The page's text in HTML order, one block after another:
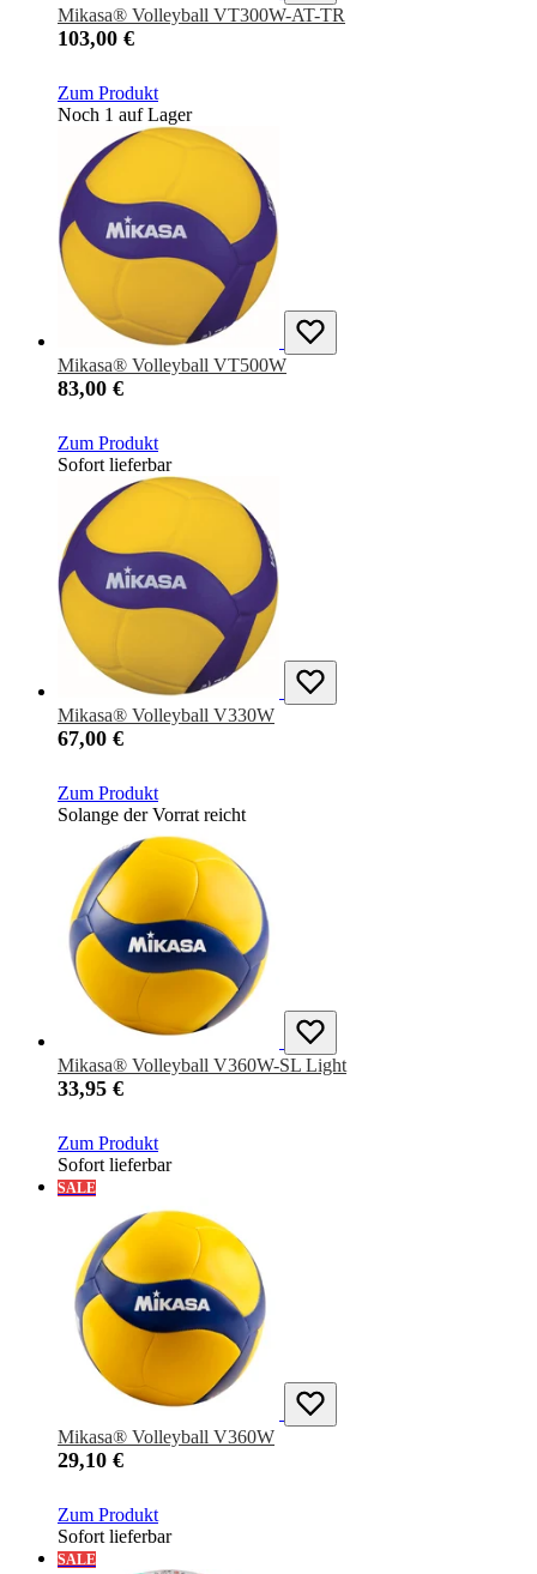
Mikasa® Volleyball VT300W-AT-TR
103,00 €
Zum Produkt
Noch 1 auf Lager
Mikasa® Volleyball VT500W
83,00 €
Zum Produkt
Sofort lieferbar
Mikasa® Volleyball V330W
67,00 €
Zum Produkt
Solange der Vorrat reicht
Mikasa® Volleyball V360W-SL Light
33,95 €
Zum Produkt
Sofort lieferbar
SALE
Mikasa® Volleyball V360W
29,10 €
Zum Produkt
Sofort lieferbar
SALE